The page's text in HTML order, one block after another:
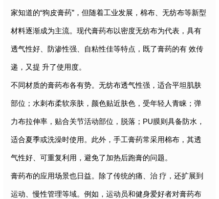
家知道的“狗皮膏药”，但随着工业发展，棉布、无纺布等新型
材料逐渐成为主流。现代膏药布以密度无纺布为代表，具有
透气性好、防渗性强、自粘性佳等特点，既了膏药的有 效传
递，又提 升了使用度。
不同材质的膏药布各有势。无纺布透气性强，适合平坦肌肤
部位；水刺布柔软亲肤，颜色贴近肤色，受年轻人青睐；弹
力布拉伸率，贴合关节活动部位，脱落；PU膜则具备防水，
适合夏季或洗澡时使用。此外，手工膏药常采用棉布，其透
气性好、可重复利用，避免了加热后跑膏的问题。
膏药布的应用场景也日益。除了传统的痛、治 疗，还扩展到
运动、慢性管理等域。例如，运动员和健身爱好者对膏药布